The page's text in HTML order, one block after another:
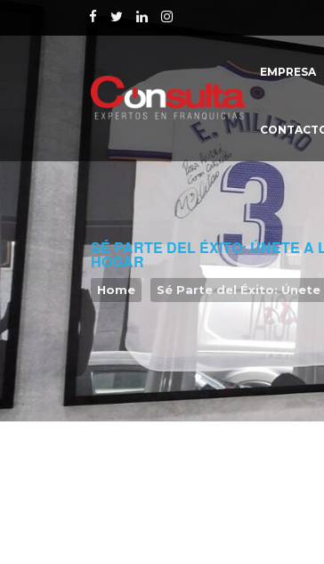
EMPRESA
SÉ PARTE DEL ÉXITO: ÚNETE
HOGAR
Home Sé Parte del Éxito: